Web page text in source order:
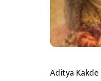
Aditya Kakde